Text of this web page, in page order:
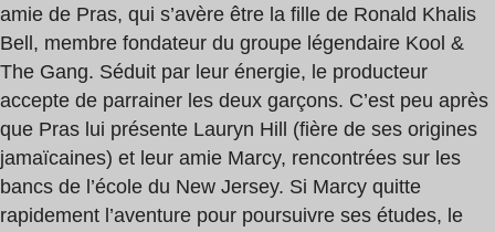
amie de Pras, qui s’avère être la fille de Ronald Khalis
Bell, membre fondateur du groupe légendaire Kool &
The Gang. Séduit par leur énergie, le producteur
accepte de parrainer les deux garçons. C’est peu après
que Pras lui présente Lauryn Hill (fière de ses origines
jamaïcaines) et leur amie Marcy, rencontrées sur les
bancs de l’école du New Jersey. Si Marcy quitte
rapidement l’aventure pour poursuivre ses études, le